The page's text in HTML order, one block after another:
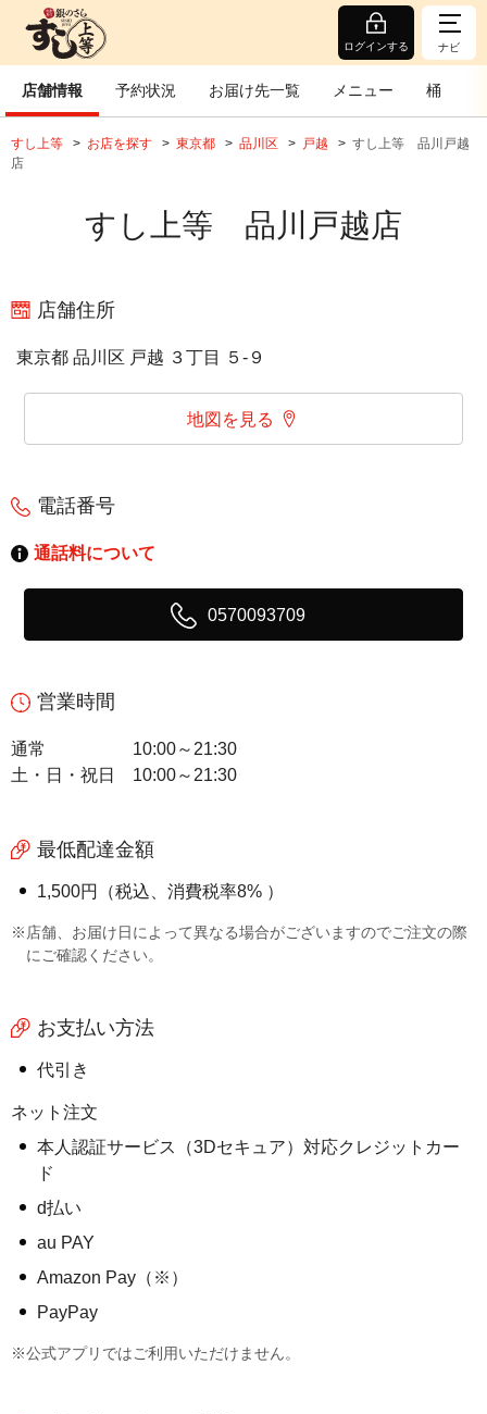
ログインする ナビ
店舗情報 予約状況 お届け先一覧 メニュー 桶
すし上等 お店を探す 東京都 品川区 戸越
すし上等 品川戸越
店
すし上等 品川戸越店
店舗住所
東京都 品川区 戸越 ３丁目 ５‐９
地図を見る
電話番号
通話料について
0570093709
営業時間
通常
10:00～21:30
土・日・祝日
10:00～21:30
最低配達金額
1,500円（税込、消費税率8% ）
※店舗、お届け日によって異なる場合がございますのでご注文の際
にご確認ください。
お支払い方法
代引き
ネット注文
本人認証サービス（3Dセキュア）対応クレジットカー
ド
d払い
au PAY
Amazon Pay（※）
PayPay
※公式アプリではご利用いただけません。